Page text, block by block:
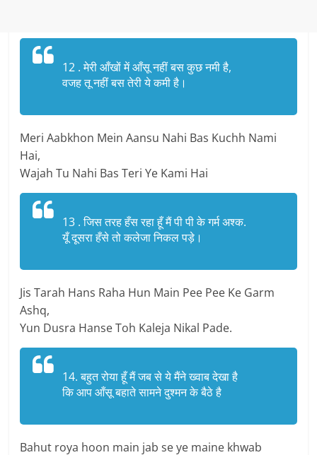
12 . मेरी आँखों में आँसू नहीं बस कुछ नमी है,
वजह तू नहीं बस तेरी ये कमी है।
Meri Aabkhon Mein Aansu Nahi Bas Kuchh Nami
Hai,
Wajah Tu Nahi Bas Teri Ye Kami Hai
13 . जिस तरह हँस रहा हूँ मैं पी पी के गर्म अश्क.
यूँ दूसरा हँसे तो कलेजा निकल पड़े।
Jis Tarah Hans Raha Hun Main Pee Pee Ke Garm
Ashq,
Yun Dusra Hanse Toh Kaleja Nikal Pade.
14. बहुत रोया हूँ मैं जब से ये मैंने ख्वाब देखा है
कि आप आँसू बहाते सामने दुश्मन के बैठे है
Bahut roya hoon main jab se ye maine khwab